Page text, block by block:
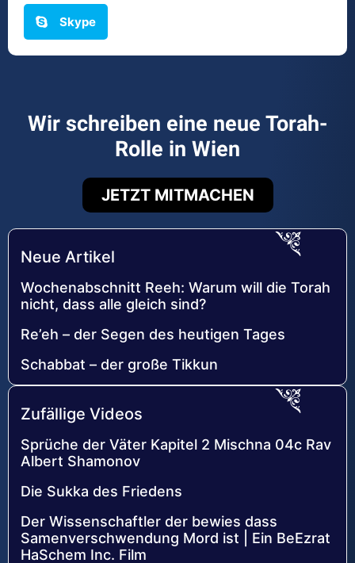
Skype
Wir schreiben eine neue Torah-
Rolle in Wien
JETZT MITMACHEN
Neue Artikel
Wochenabschnitt Reeh: Warum will die Torah
nicht, dass alle gleich sind?
Re’eh – der Segen des heutigen Tages
Schabbat – der große Tikkun
Zufällige Videos
Sprüche der Väter Kapitel 2 Mischna 04c Rav
Albert Shamonov
Die Sukka des Friedens
Der Wissenschaftler der bewies dass
Samenverschwendung Mord ist | Ein BeEzrat
HaSchem Inc. Film